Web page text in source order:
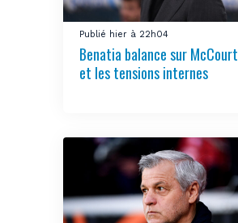
Publié hier à 22h04
Benatia balance sur McCourt
et les tensions internes